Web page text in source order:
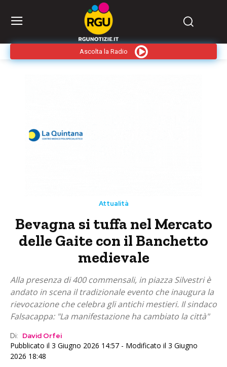
Ascolta la Radio
Attualità
Bevagna si tuffa nel Mercato
delle Gaite con il Banchetto
medievale
Alla presenza di 400 commensali, in piazza Silvestri è
andato in scena il tradizionale evento che inaugura la
rievocazione che celebra gli antichi mestieri. Il sindaco
Falsacappa: "La manifestazione ha cambiato la città"
Di: David Orfei
Pubblicato il 3 Giugno 2026 14:57 - Modificato il 3 Giugno
2026 18:48